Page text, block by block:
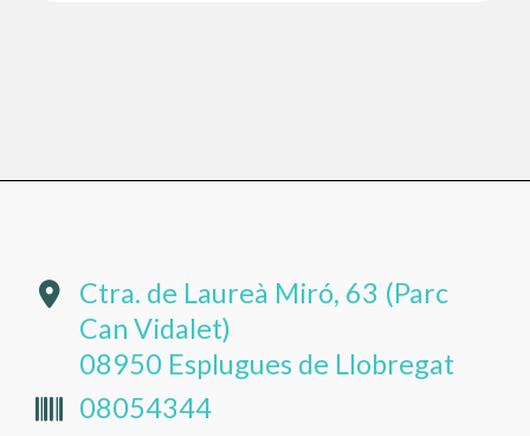
Ctra. de Laureà Miró, 63 (Parc
Can Vidalet)
08950 Esplugues de Llobregat
08054344